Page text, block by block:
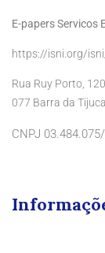
E-papers Servicos
https://isni.org/
Rua Ruy Porto,
077 Barra da
CNPJ